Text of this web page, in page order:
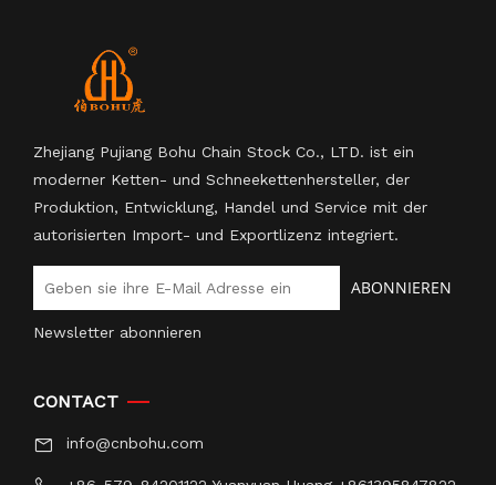
Zhejiang Pujiang Bohu Chain Stock Co., LTD. ist ein
moderner Ketten- und Schneekettenhersteller, der
Produktion, Entwicklung, Handel und Service mit der
autorisierten Import- und Exportlizenz integriert.
ABONNIEREN
Newsletter abonnieren
CONTACT
info@cnbohu.com